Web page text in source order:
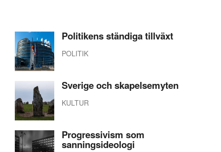
Politikens ständiga tillväxt
POLITIK
Sverige och skapelsemyten
KULTUR
Progressivism som
sanningsideologi